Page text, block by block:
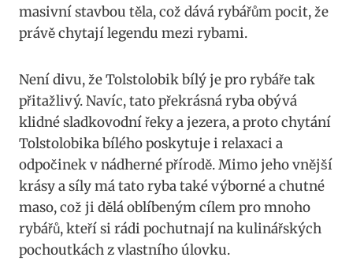
masivní stavbou⁣ těla, ⁢což ⁣dává rybářům pocit, že
právě chytají legendu‍ mezi ⁤rybami.
Není divu, že Tolstolobik‍ bílý je pro rybáře tak
přitažlivý. Navíc, tato překrásná ryba obývá
klidné sladkovodní řeky a jezera, a proto chytání
Tolstolobika bílého ‍poskytuje i relaxaci a
odpočinek v nádherné přírodě. Mimo jeho vnější
krásy a síly ​má⁤ tato ryba ‍také výborné a chutné
maso, což ji dělá oblíbeným cílem pro mnoho
rybářů, kteří si rádi pochutnají na kulinářských
‍pochoutkách z ⁢vlastního úlovku.